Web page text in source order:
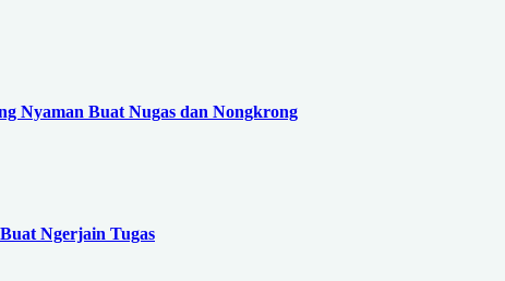
Nyaman Buat Nugas dan Nongkrong
Ngerjain Tugas